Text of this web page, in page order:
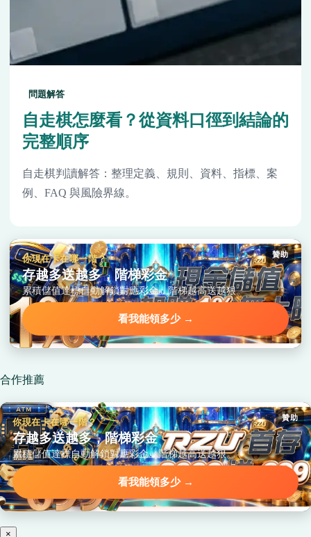
問題解答
自走棋怎麼看？從資料口徑到結論的
完整順序
自走棋判讀解答：整理定義、規則、資料、指標、案
例、FAQ 與風險界線。
贊助
你現在卡在哪一階？
存越多送越多，階梯彩金
累積儲值達標自動解鎖對應彩金，階梯越高送越狠。
看我能領多少 →
合作推薦
贊助
你現在卡在哪一階？
存越多送越多，階梯彩金
累積儲值達標自動解鎖對應彩金，階梯越高送越狠。
看我能領多少 →
×